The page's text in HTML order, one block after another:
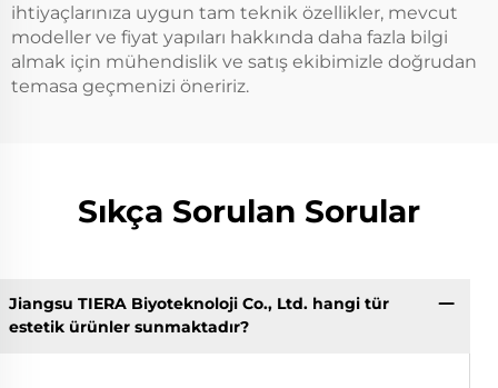
ihtiyaçlarınıza uygun tam teknik özellikler, mevcut
modeller ve fiyat yapıları hakkında daha fazla bilgi
almak için mühendislik ve satış ekibimizle doğrudan
temasa geçmenizi öneririz.
Sıkça Sorulan Sorular
Jiangsu TIERA Biyoteknoloji Co., Ltd. hangi tür
estetik ürünler sunmaktadır?